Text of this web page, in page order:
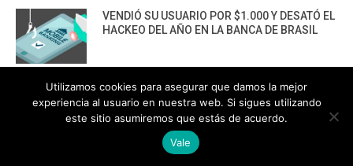
VENDIÓ SU USUARIO POR $1.000 Y DESATÓ EL
HACKEO DEL AÑO EN LA BANCA DE BRASIL
¡TRAICIÓN INTERNA! AGENTES DE SOPORTE
DE COINBASE HACKEARON DATOS DE
CLIENTES”
Utilizamos cookies para asegurar que damos la mejor
experiencia al usuario en nuestra web. Si sigues utilizando
este sitio asumiremos que estás de acuerdo.
Vale